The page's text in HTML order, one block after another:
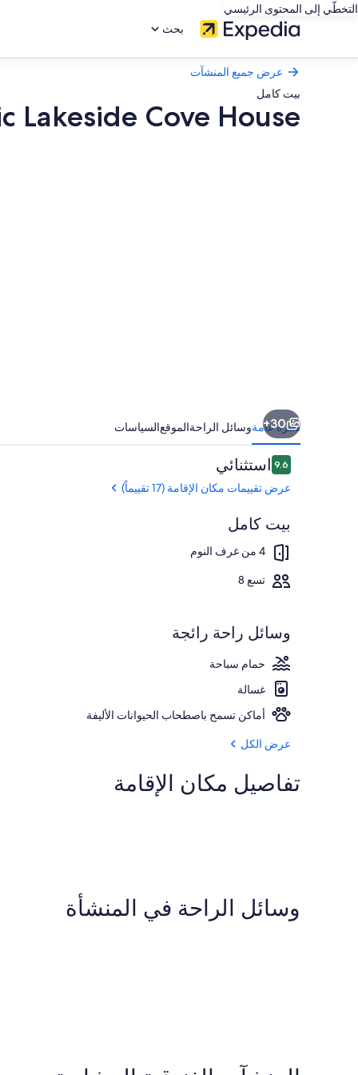
التخطّي إلى المحتوى الرئيسي
بحث
عرض جميع المنشآت
بيت كامل
Lakeside Cove House
حمّام سباحة
30+
نظرة عامةوسائل الراحةالموقعالسياسات
التقييمات
9.69.6 من 10استثنائي
عرض تقييمات مكان الإقامة (17 تقييماً)
بيت كامل
4 من غرف النوم
تسع 8
وسائل راحة رائجة
حمام سباحة
غسالة
أماكن تسمح باصطحاب الحيوانات الأليفة
عرض الكل
تفاصيل مكان الإقامة
وسائل الراحة في المنشأة